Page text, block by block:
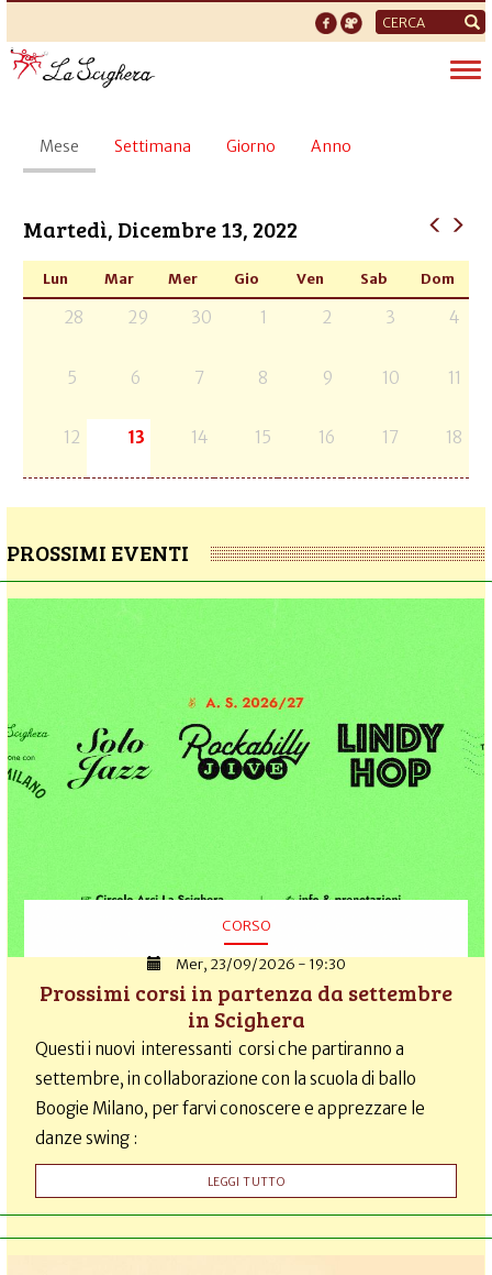
Form
di
ricerca
Schede
primarie
Mese (scheda
attiva)
Settimana Giorno Anno
Martedì, Dicembre 13, 2022
Lun Mar Mer Gio Ven Sab Dom
28 29 30 1 2 3 4
5 6 7 8 9 10 11
12 13 14 15 16 17 18
PROSSIMI EVENTI
CORSO
Mer, 23/09/2026 - 19:30
Prossimi corsi in partenza da settembre
in Scighera
Questi i nuovi interessanti corsi che partiranno a
settembre, in collaborazione con la scuola di ballo
Boogie Milano, per farvi conoscere e apprezzare le
danze swing :
LEGGI TUTTO